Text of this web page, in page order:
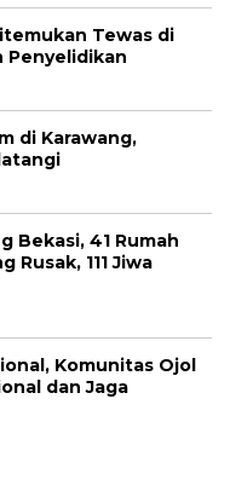
Tewas di
Penyelidikan
di Karawang,
Bekasi, 41 Rumah
Rusak, 111 Jiwa
Komunitas Ojol
dan Jaga